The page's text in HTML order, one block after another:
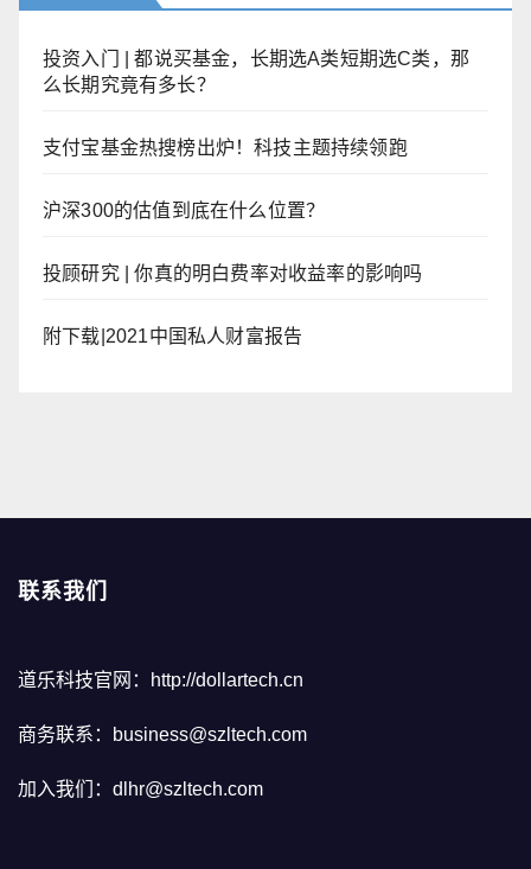
投资入门 | 都说买基金，长期选A类短期选C类，那
么长期究竟有多长？
支付宝基金热搜榜出炉！科技主题持续领跑
沪深300的估值到底在什么位置？
投顾研究 | 你真的明白费率对收益率的影响吗
附下载|2021中国私人财富报告
联系我们
道乐科技官网：http://dollartech.cn
商务联系：business@szltech.com
加入我们：dlhr@szltech.com